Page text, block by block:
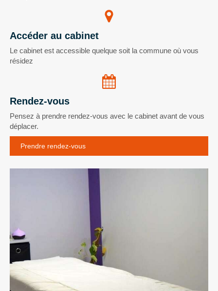
Accéder au cabinet
Le cabinet est accessible quelque soit la commune où vous
résidez
Rendez-vous
Pensez à prendre rendez-vous avec le cabinet avant de vous
déplacer.
Prendre rendez-vous